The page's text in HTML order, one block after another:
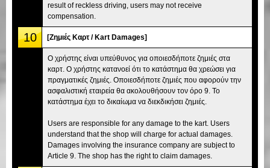
result of reckless driving, users may not receive
compensation.
10 [Ζημιές Καρτ / Kart Damages]
Ο χρήστης είναι υπεύθυνος για οποιεσδήποτε ζημιές στα
καρτ. Ο χρήστης κατανοεί ότι το κατάστημα θα χρεώσει για
πραγματικές ζημιές. Οποιεσδήποτε ζημιές που αφορούν την
ασφαλιστική εταιρεία θα ακολουθήσουν τον όρο 9. Το
κατάστημα έχει το δικαίωμα να διεκδικήσει ζημιές.
Users are responsible for any damage to the kart. Users
understand that the shop will charge for actual damages.
Damages involving the insurance company are subject to
Article 9. The shop has the right to claim damages.